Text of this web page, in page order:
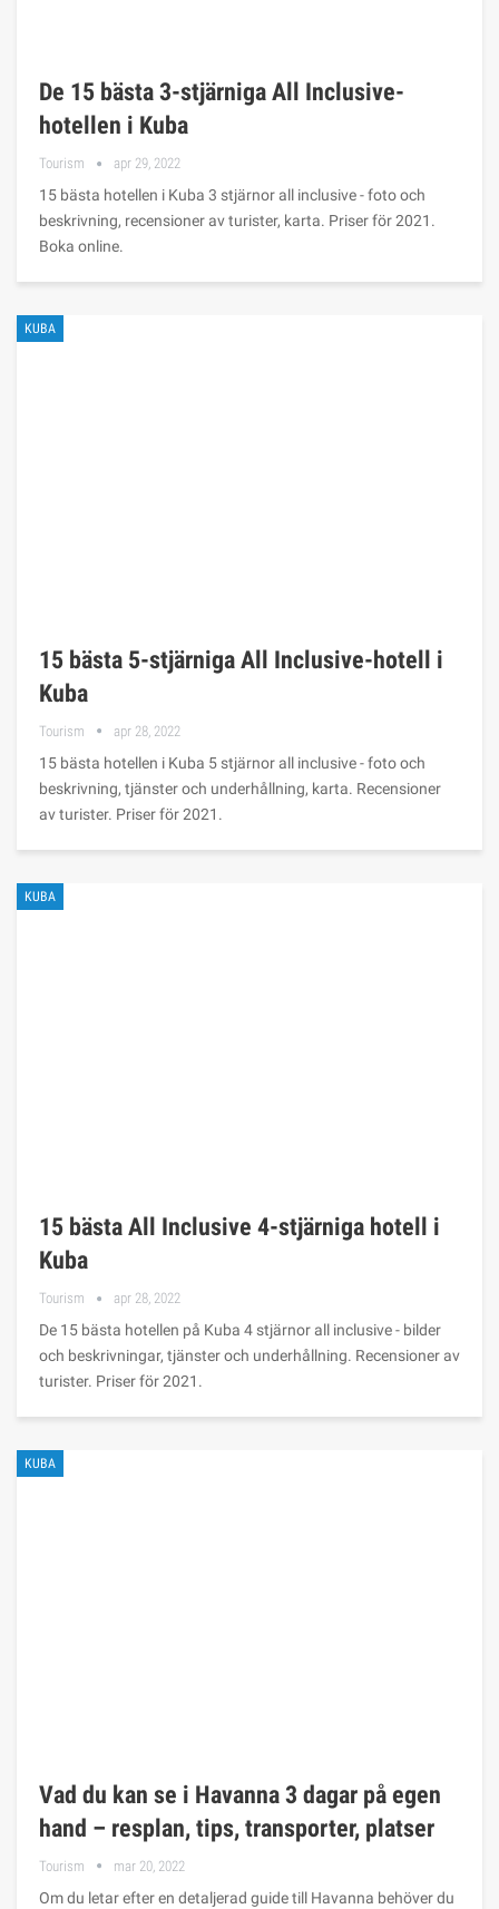
De 15 bästa 3-stjärniga All Inclusive-
hotellen i Kuba
Tourism apr 29, 2022
15 bästa hotellen i Kuba 3 stjärnor all inclusive - foto och
beskrivning, recensioner av turister, karta. Priser för 2021.
Boka online.
KUBA
15 bästa 5-stjärniga All Inclusive-hotell i
Kuba
Tourism apr 28, 2022
15 bästa hotellen i Kuba 5 stjärnor all inclusive - foto och
beskrivning, tjänster och underhållning, karta. Recensioner
av turister. Priser för 2021.
KUBA
15 bästa All Inclusive 4-stjärniga hotell i
Kuba
Tourism apr 28, 2022
De 15 bästa hotellen på Kuba 4 stjärnor all inclusive - bilder
och beskrivningar, tjänster och underhållning. Recensioner av
turister. Priser för 2021.
KUBA
Vad du kan se i Havanna 3 dagar på egen
hand – resplan, tips, transporter, platser
Tourism mar 20, 2022
Om du letar efter en detaljerad guide till Havanna behöver du